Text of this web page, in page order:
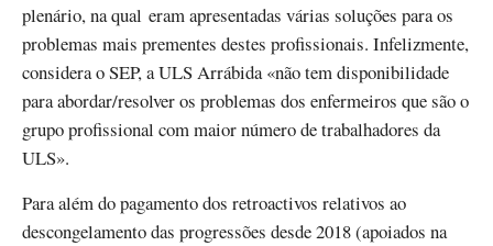
plenário, na qual eram apresentadas várias soluções para os
problemas mais prementes destes profissionais. Infelizmente,
considera o SEP, a ULS Arrábida «não tem disponibilidade
para abordar/resolver os problemas dos enfermeiros que são o
grupo profissional com maior número de trabalhadores da
ULS».
Para além do pagamento dos retroactivos relativos ao
descongelamento das progressões desde 2018 (apoiados na